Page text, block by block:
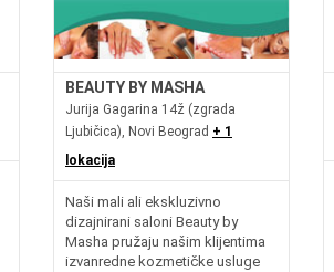
BEAUTY BY MASHA
Jurija Gagarina 14ž (zgrada
Ljubičica), Novi Beograd + 1
lokacija
Naši mali ali ekskluzivno
dizajnirani saloni Beauty by
Masha pružaju našim klijentima
izvanredne kozmetičke usluge